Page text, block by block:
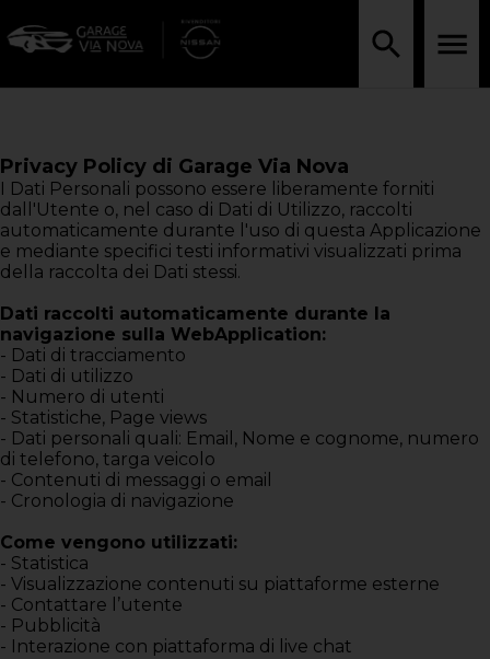
Privacy Policy di Garage Via Nova
I Dati Personali possono essere liberamente forniti
dall'Utente o, nel caso di Dati di Utilizzo, raccolti
automaticamente durante l'uso di questa Applicazione
e mediante specifici testi informativi visualizzati prima
della raccolta dei Dati stessi.
Dati raccolti automaticamente durante la
navigazione sulla WebApplication:
- Dati di tracciamento
- Dati di utilizzo
- Numero di utenti
- Statistiche, Page views
- Dati personali quali: Email, Nome e cognome, numero
di telefono, targa veicolo
- Contenuti di messaggi o email
- Cronologia di navigazione
Come vengono utilizzati:
- Statistica
- Visualizzazione contenuti su piattaforme esterne
- Contattare l’utente
- Pubblicità
- Interazione con piattaforma di live chat